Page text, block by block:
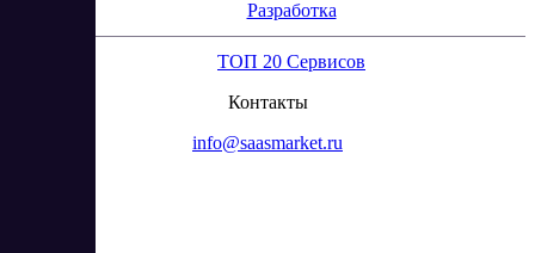
Разработка
ТОП 20 Сервисов
Контакты
info@saasmarket.ru